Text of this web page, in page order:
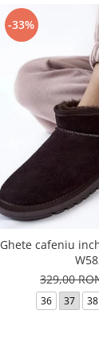
-33%
Ghete cafeniu
329,00
36 37 38